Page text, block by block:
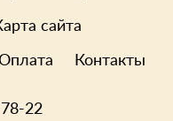
сайта
Контакты
22